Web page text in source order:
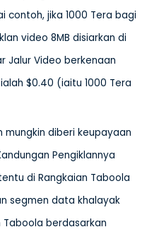
contoh, jika 1000 Tera bagi
video 8MB disiarkan di
Jalur Video berkenaan
$0.40 (iaitu 1000 Tera
mungkin diberi keupayaan
Pengiklannya
di Rangkaian Taboola
segmen data khalayak
berdasarkan